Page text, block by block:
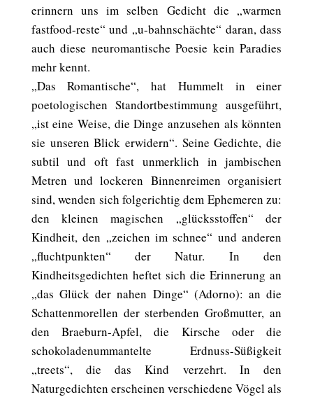
erinnern uns im selben Gedicht die „warmen
fastfood-reste“ und „u-bahnschächte“ daran, dass
auch diese neuromantische Poesie kein Paradies
mehr kennt.
„Das Romantische“, hat Hummelt in einer
poetologischen Standortbestimmung ausgeführt,
„ist eine Weise, die Dinge anzusehen als könnten
sie unseren Blick erwidern“. Seine Gedichte, die
subtil und oft fast unmerklich in jambischen
Metren und lockeren Binnenreimen organisiert
sind, wenden sich folgerichtig dem Ephemeren zu:
den kleinen magischen „glücksstoffen“ der
Kindheit, den „zeichen im schnee“ und anderen
„fluchtpunkten“ der Natur. In den
Kindheitsgedichten heftet sich die Erinnerung an
„das Glück der nahen Dinge“ (Adorno): an die
Schattenmorellen der sterbenden Großmutter, an
den Braeburn-Apfel, die Kirsche oder die
schokoladenummantelte Erdnuss-Süßigkeit
„treets“, die das Kind verzehrt. In den
Naturgedichten erscheinen verschiedene Vögel als